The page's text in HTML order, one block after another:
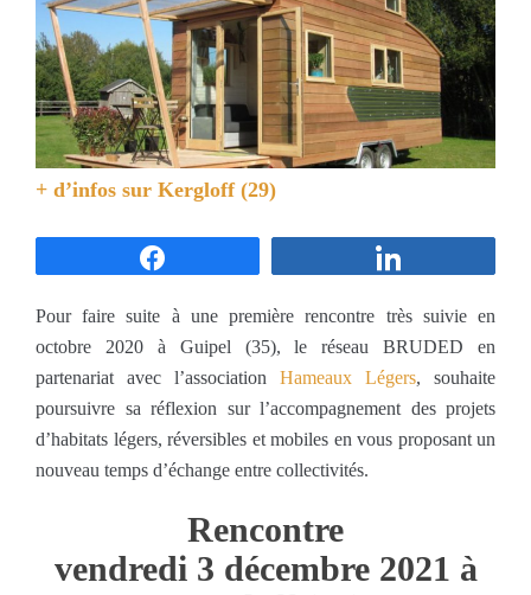
+ d’infos sur Kergloff (29)
Pour faire suite à une première rencontre très suivie en
octobre 2020 à Guipel (35), le réseau BRUDED en
partenariat avec l’association Hameaux Légers, souhaite
poursuivre sa réflexion sur l’accompagnement des projets
d’habitats légers, réversibles et mobiles en vous proposant un
nouveau temps d’échange entre collectivités.
Rencontre
vendredi 3 décembre 2021 à